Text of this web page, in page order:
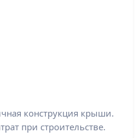
конструкция крыши.
при строительстве.